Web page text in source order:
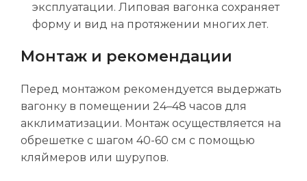
эксплуатации. Липовая вагонка сохраняет
форму и вид на протяжении многих лет.
Монтаж и рекомендации
Перед монтажом рекомендуется выдержать
вагонку в помещении 24–48 часов для
акклиматизации. Монтаж осуществляется на
обрешетке с шагом 40-60 см с помощью
кляймеров или шурупов.